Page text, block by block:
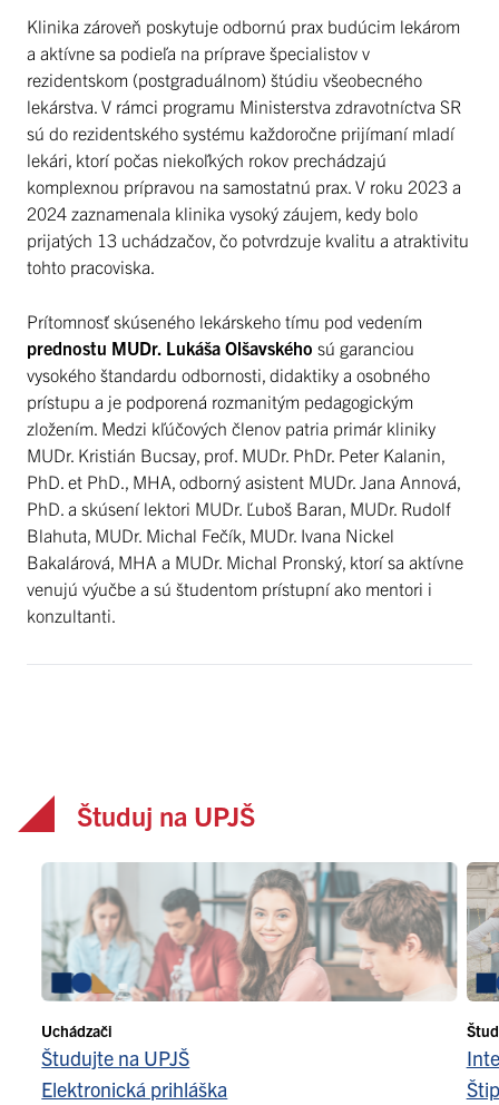
Klinika zároveň poskytuje odbornú prax budúcim lekárom
a aktívne sa podieľa na príprave špecialistov v
rezidentskom (postgraduálnom) štúdiu všeobecného
lekárstva. V rámci programu Ministerstva zdravotníctva SR
sú do rezidentského systému každoročne prijímaní mladí
lekári, ktorí počas niekoľkých rokov prechádzajú
komplexnou prípravou na samostatnú prax. V roku 2023 a
2024 zaznamenala klinika vysoký záujem, kedy bolo
prijatých 13 uchádzačov, čo potvrdzuje kvalitu a atraktivitu
tohto pracoviska.
Prítomnosť skúseného lekárskeho tímu pod vedením
prednostu MUDr. Lukáša Olšavského sú garanciou
vysokého štandardu odbornosti, didaktiky a osobného
prístupu a je podporená rozmanitým pedagogickým
zložením. Medzi kľúčových členov patria primár kliniky
MUDr. Kristián Bucsay, prof. MUDr. PhDr. Peter Kalanin,
PhD. et PhD., MHA, odborný asistent MUDr. Jana Annová,
PhD. a skúsení lektori MUDr. Ľuboš Baran, MUDr. Rudolf
Blahuta, MUDr. Michal Fečík, MUDr. Ivana Nickel
Bakalárová, MHA a MUDr. Michal Pronský, ktorí sa aktívne
venujú výučbe a sú študentom prístupní ako mentori i
konzultanti.
Študuj na UPJŠ
Uchádzači
Študujte na UPJŠ
Elektronická prihláška